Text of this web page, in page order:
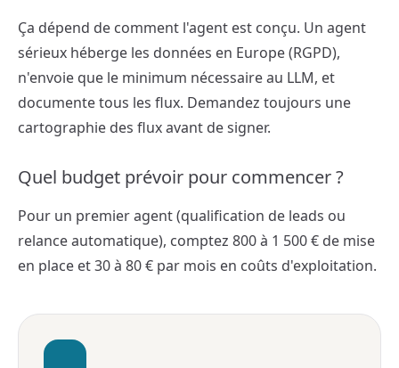
Ça dépend de comment l'agent est conçu. Un agent
sérieux héberge les données en Europe (RGPD),
n'envoie que le minimum nécessaire au LLM, et
documente tous les flux. Demandez toujours une
cartographie des flux avant de signer.
Quel budget prévoir pour commencer ?
Pour un premier agent (qualification de leads ou
relance automatique), comptez 800 à 1 500 € de mise
en place et 30 à 80 € par mois en coûts d'exploitation.